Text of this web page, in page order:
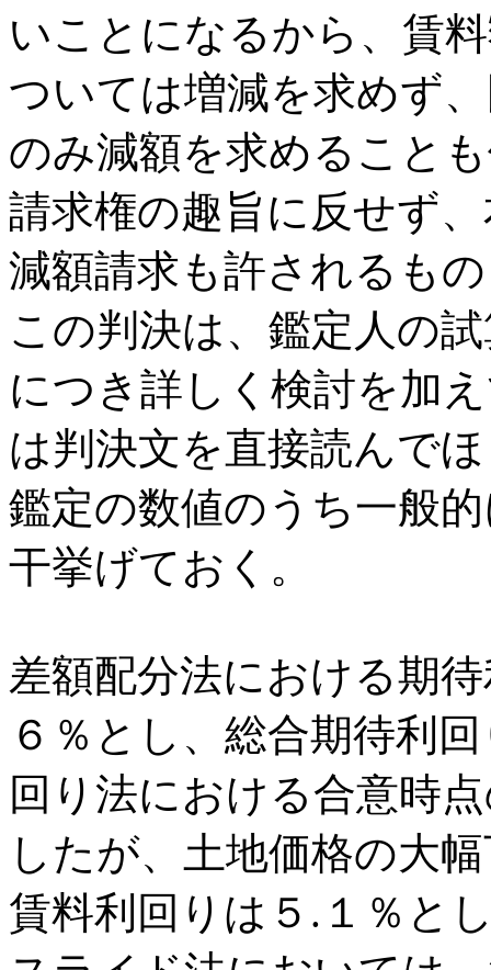
いことになるから、賃
ついては増減を求めず
のみ減額を求めること
請求権の趣旨に反せず
減額請求も許されるも
この判決は、鑑定人の
につき詳しく検討を加
は判決文を直接読んで
鑑定の数値のうち一般
干挙げておく。
差額配分法における期
６％とし、総合期待利
回り法における合意時
したが、土地価格の大
賃料利回りは５.１％と